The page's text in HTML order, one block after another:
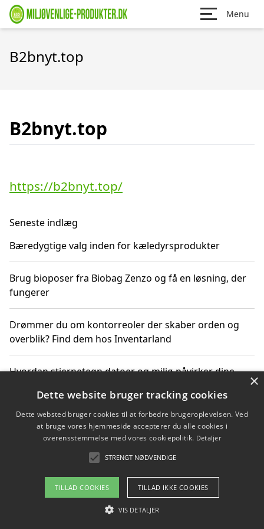
Menu
B2bnyt.top
B2bnyt.top
https://b2bnyt.top/
Seneste indlæg
Bæredygtige valg inden for kæledyrsprodukter
Brug bioposer fra Biobag Zenzo og få en løsning, der
fungerer
Drømmer du om kontorreoler der skaber orden og
overblik? Find dem hos Inventarland
Hvordan stjernetegn datoer og miljø påvirker dine
Bæredygtige gadgets til en grønnere hverdag
Om / kontakt
Blog Betingelser
×
Dette website bruger tracking cookies
Dette websted bruger cookies til at forbedre brugeroplevelsen. Ved
at bruge vores hjemmeside accepterer du alle cookies i
overensstemmelse med vores cookiepolitik. Detaljer
STRENGT NØDVENDIGE
TILLAD COOKIES TILLAD IKKE COOKIES
VIS DETALJER